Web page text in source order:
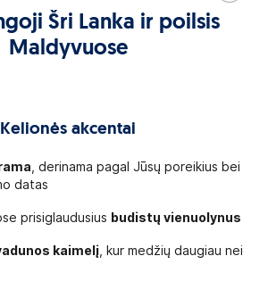
Šri Lanka ir poilsis
Maldyvuose
Kelionės akcentai
, derinama pagal Jūsų poreikius bei
datas
prisiglaudusius budistų vienuolynus
kaimelį , kur medžių daugiau nei